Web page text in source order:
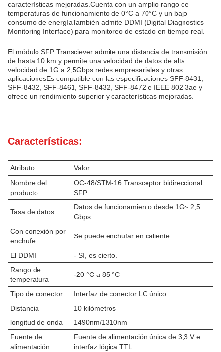
características mejoradas.Cuenta con un amplio rango de
temperaturas de funcionamiento de 0°C a 70°C y un bajo
consumo de energíaTambién admite DDMI (Digital Diagnostics
Monitoring Interface) para monitoreo de estado en tiempo real.
El módulo SFP Transciever admite una distancia de transmisión
de hasta 10 km y permite una velocidad de datos de alta
velocidad de 1G a 2,5Gbps.redes empresariales y otras
aplicacionesEs compatible con las especificaciones SFF-8431,
SFF-8432, SFF-8461, SFF-8432, SFF-8472 e IEEE 802.3ae y
ofrece un rendimiento superior y características mejoradas.
Características:
Atributo
Valor
Nombre del
producto
OC-48/STM-16 Transceptor bidireccional
SFP
Tasa de datos
Datos de funcionamiento desde 1G~ 2,5
Gbps
Con conexión por
enchufe
Se puede enchufar en caliente
El DDMI
- Sí, es cierto.
Rango de
temperatura
-20 °C a 85 °C
Tipo de conector
Interfaz de conector LC único
Distancia
10 kilómetros
longitud de onda
1490nm/1310nm
Fuente de
alimentación
Fuente de alimentación única de 3,3 V e
interfaz lógica TTL